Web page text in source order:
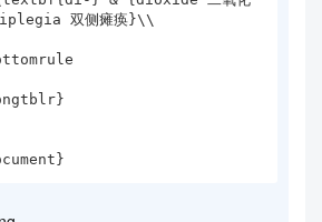
双侧瘫痪}\\